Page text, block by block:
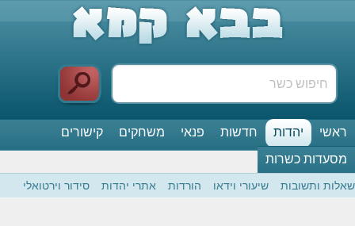
ראשי יהדות חדשות פנאי משחקים
קישורים
מסעדות כשרות
שאלות ותשובות שיעורי וידאו הורדות אתרי יהדות סידור וירטואלי